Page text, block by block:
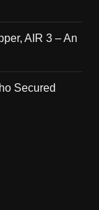
AIR 3 – An
Secured